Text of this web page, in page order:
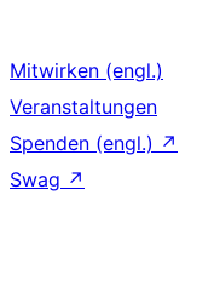
Mitwirken (engl.)
Veranstaltungen
Spenden (engl.) ↗
Swag ↗